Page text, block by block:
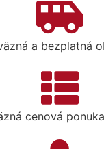
a bezplatná
cenová